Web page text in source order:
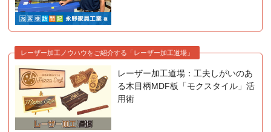
レーザー加工ノウハウをご紹介する「レーザー加工道場」
レーザー加工道場：工夫しがいのあ
る木目柄MDF板「モクスタイル」活
用術